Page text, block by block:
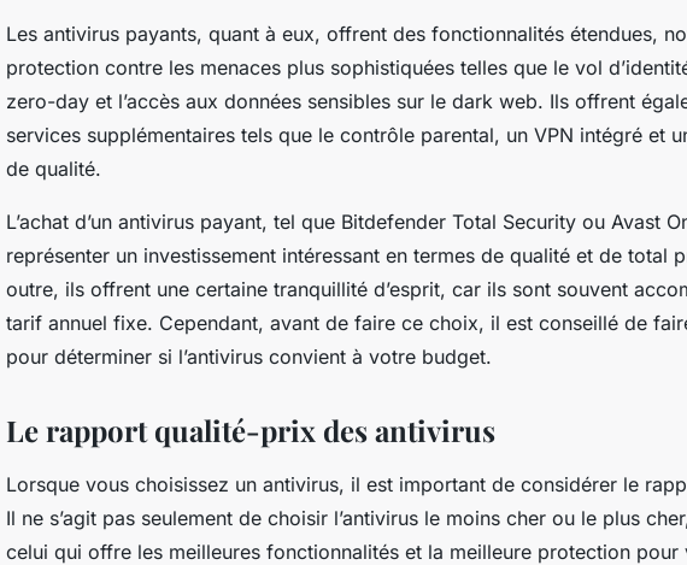
Les antivirus payants, quant à eux, offrent des fonctionnalités étendues,
protection contre les menaces plus sophistiquées telles que le vol
zero-day et l’accès aux données sensibles sur le dark web. Ils offrent
services supplémentaires tels que le contrôle parental, un VPN intégré et
de qualité.
L’achat d’un antivirus payant, tel que Bitdefender Total Security ou Avast
représenter un investissement intéressant en termes de qualité et de total
outre, ils offrent une certaine tranquillité d’esprit, car ils sont souvent
tarif annuel fixe. Cependant, avant de faire ce choix, il est conseillé de
pour déterminer si l’antivirus convient à votre budget.
Le rapport qualité-prix des antivirus
Lorsque vous choisissez un antivirus, il est important de considérer le
Il ne s’agit pas seulement de choisir l’antivirus le moins cher ou le plus
celui qui offre les meilleures fonctionnalités et la meilleure protection pour